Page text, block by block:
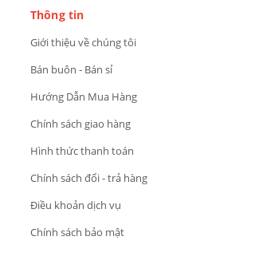
Thông tin
Giới thiệu về chúng tôi
Bán buôn - Bán sỉ
Hướng Dẫn Mua Hàng
Chính sách giao hàng
Hình thức thanh toán
Chính sách đổi - trả hàng
Điều khoản dịch vụ
Chính sách bảo mật